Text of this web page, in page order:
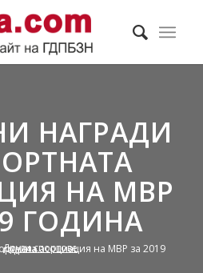
НАГРАДИ
НА МВР
ГОДИНА
Други спортове /
Годишни награди на Спортната асоциация на МВР за 2019 година...